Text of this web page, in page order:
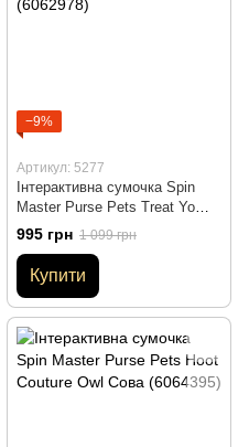
−9%
Артикул: 5277
Інтерактивна сумочка Spin
Master Purse Pets Treat Yo
Self Собачка Пупсікл
(6062978)
995 грн 1 099 грн
Купити